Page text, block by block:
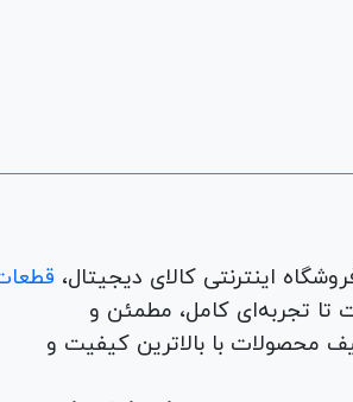
در کنار شماست تا تجربه‌ای کامل، مطمئن و
محصولات با بالاترین کیفیت و